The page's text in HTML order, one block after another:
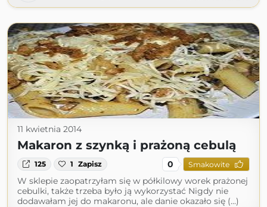
11 kwietnia 2014
Makaron z szynką i prażoną cebulą
125 1 Zapisz 0 Smakowite
W sklepie zaopatrzyłam się w półkilowy worek prażonej
cebulki, także trzeba było ją wykorzystać Nigdy nie
dodawałam jej do makaronu, ale danie okazało się (...)